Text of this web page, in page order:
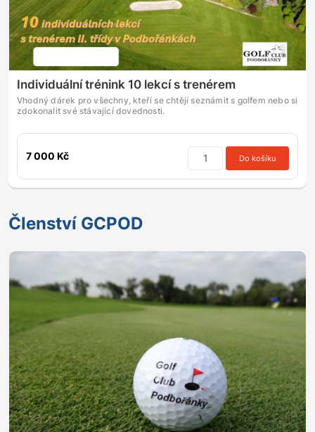
Individuální trénink 10 lekcí s trenérem
Vhodný dárek pro všechny, kteří se chtějí seznámit s golfem nebo si
zdokonalit své stávající dovednosti.
7 000 Kč Do košíku
Členství GCPOD